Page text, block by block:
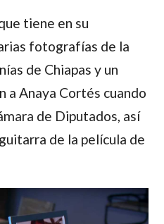
tiene en su
fotografías de la
de Chiapas y un
aAnaya Cortés cuando
de Diputados, así
de la película de